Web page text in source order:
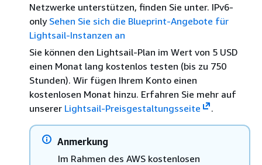
Netzwerke unterstützen, finden Sie unter. IPv6-
only Sehen Sie sich die Blueprint-Angebote für
Lightsail-Instanzen an
Sie können den Lightsail-Plan im Wert von 5 USD
einen Monat lang kostenlos testen (bis zu 750
Stunden). Wir fügen Ihrem Konto einen
kostenlosen Monat hinzu. Erfahren Sie mehr auf
unserer Lightsail-Preisgestaltungsseite .
Anmerkung
Im Rahmen des AWS kostenlosen